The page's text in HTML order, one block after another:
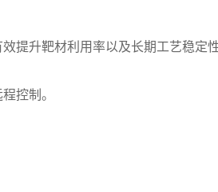
提升靶材利用率以及长期工艺稳定性
控制。